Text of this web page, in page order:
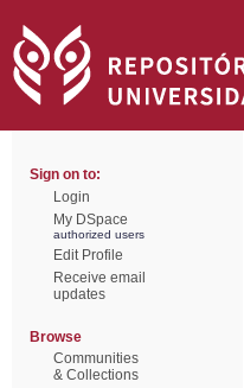
Sign on to:
Login
My DSpace
authorized users
Edit Profile
Receive email
updates
Browse
Communities
& Collections